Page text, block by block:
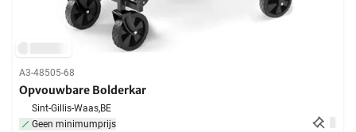
A3-48505-68
Opvouwbare Bolderkar
Sint-Gillis-Waas,BE
Geen minimumprijs